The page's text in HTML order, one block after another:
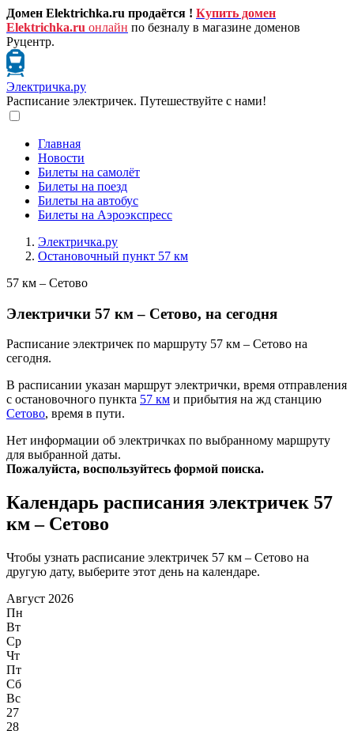
Домен Elektrichka.ru продаётся ! Купить домен
Elektrichka.ru онлайн по безналу в магазине доменов
Руцентр.
Электричка.ру
Расписание электричек. Путешествуйте с нами!
Главная
Новости
Билеты на самолёт
Билеты на поезд
Билеты на автобус
Билеты на Аэроэкспресс
Электричка.ру
Остановочный пункт 57 км
57 км – Сетово
Электрички 57 км – Сетово, на сегодня
Расписание электричек по маршруту 57 км – Сетово на
сегодня.
В расписании указан маршрут электрички, время отправления
с остановочного пункта 57 км и прибытия на жд станцию
Сетово, время в пути.
Нет информации об электричках по выбранному маршруту
для выбранной даты.
Пожалуйста, воспользуйтесь формой поиска.
Календарь расписания электричек 57
км – Сетово
Чтобы узнать расписание электричек 57 км – Сетово на
другую дату, выберите этот день на календаре.
Август 2026
Пн
Вт
Ср
Чт
Пт
Сб
Вс
27
28